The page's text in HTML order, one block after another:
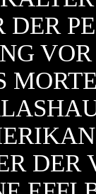
DER
DER